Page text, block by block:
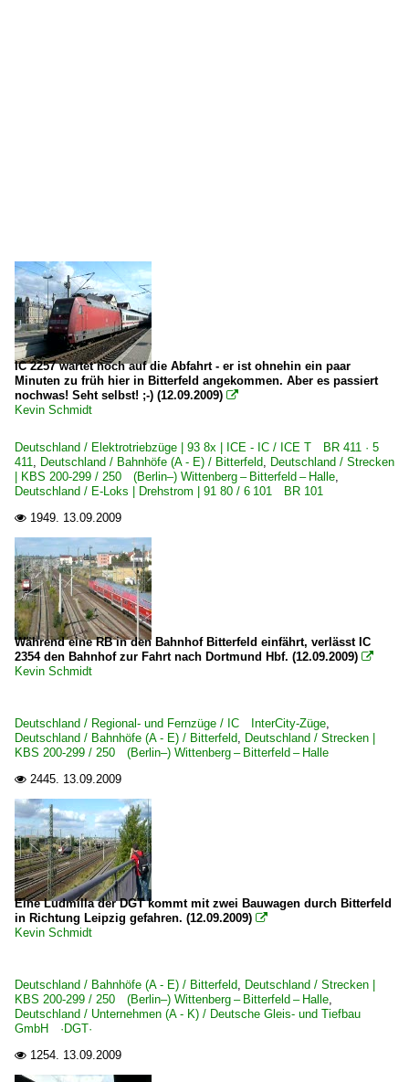
IC 2257 wartet noch auf die Abfahrt - er ist ohnehin ein paar
Minuten zu früh hier in Bitterfeld angekommen. Aber es passiert
nochwas! Seht selbst! ;-) (12.09.2009) 
Kevin Schmidt
Deutschland / Elektrotriebzüge | 93 8x | ICE - IC / ICE T BR 411 · 5
411, Deutschland / Bahnhöfe (A - E) / Bitterfeld, Deutschland / Strecken
| KBS 200-299 / 250 (Berlin–) Wittenberg – Bitterfeld – Halle,
Deutschland / E-Loks | Drehstrom | 91 80 / 6 101 BR 101
 1949. 13.09.2009
Während eine RB in den Bahnhof Bitterfeld einfährt, verlässt IC
2354 den Bahnhof zur Fahrt nach Dortmund Hbf. (12.09.2009) 
Kevin Schmidt
Deutschland / Regional- und Fernzüge / IC InterCity-Züge,
Deutschland / Bahnhöfe (A - E) / Bitterfeld, Deutschland / Strecken |
KBS 200-299 / 250 (Berlin–) Wittenberg – Bitterfeld – Halle
 2445. 13.09.2009
Eine Ludmilla der DGT kommt mit zwei Bauwagen durch Bitterfeld
in Richtung Leipzig gefahren. (12.09.2009) 
Kevin Schmidt
Deutschland / Bahnhöfe (A - E) / Bitterfeld, Deutschland / Strecken |
KBS 200-299 / 250 (Berlin–) Wittenberg – Bitterfeld – Halle,
Deutschland / Unternehmen (A - K) / Deutsche Gleis- und Tiefbau
GmbH ·DGT·
 1254. 13.09.2009